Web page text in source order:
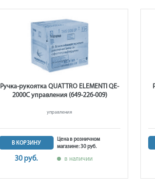
Ручка-рукоятка QUATTRO ELEMENTI QE-
2000C управления (649-226-009)
управления
В КОРЗИНУ
30 руб.
Цена в розничном
магазине: 30 руб.
в наличии